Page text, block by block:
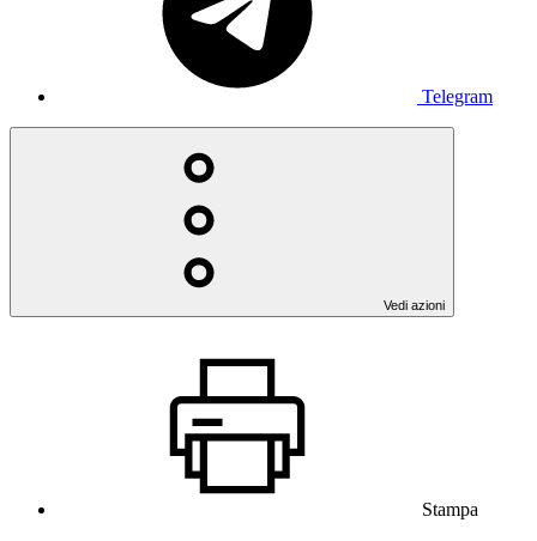
Telegram
Vedi azioni
Stampa